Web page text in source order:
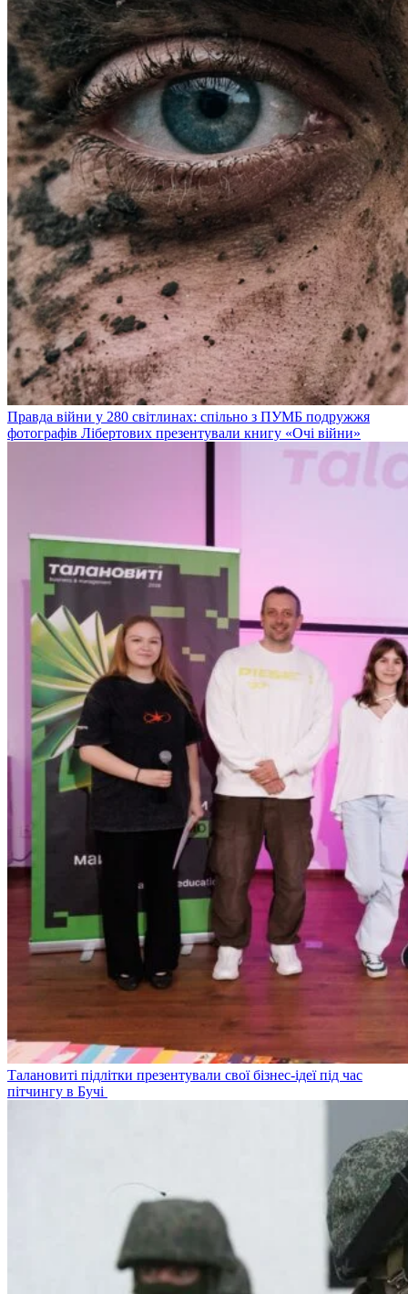
Правда війни у 280 світлинах: спільно з ПУМБ подружжя
фотографів Лібертових презентували книгу «Очі війни»
Талановиті підлітки презентували свої бізнес-ідеї під час
пітчингу в Бучі